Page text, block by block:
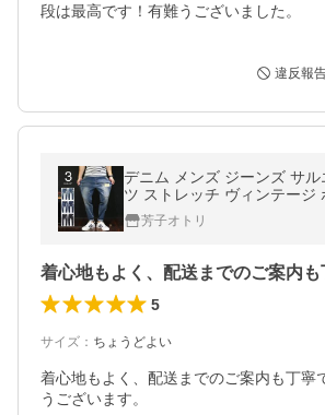
段は最高です！有難うございました。
違反報
デニム メンズ ジーンズ サ
ツ ストレッチ ヴィンテージ
ン ファッション
芳子オトリ
5
サイズ ： ちょうどよい
着心地もよく、配送までのご案内も丁寧
うございます。